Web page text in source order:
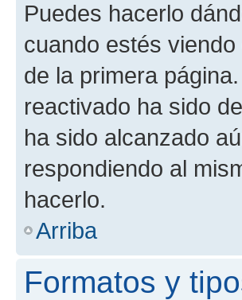
Puedes hacerlo
cuando estés
de la primera
reactivado ha sido
ha sido alcanzado
respondiendo al
hacerlo.
Arriba
Formatos y